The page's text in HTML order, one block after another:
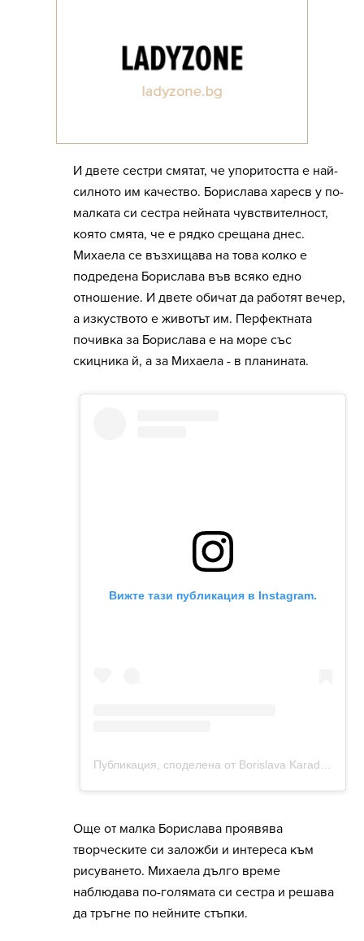
И двете сестри смятат, че упоритостта е най-
силното им качество. Борислава харесв у по-
малката си сестра нейната чувствителност,
която смята, че е рядко срещана днес.
Михаела се възхищава на това колко е
подредена Борислава във всяко едно
отношение. И двете обичат да работят вечер,
а изкуството е животът им. Перфектната
почивка за Борислава е на море със
скицника й, а за Михаела - в планината.
Още от малка Борислава проявява
творческите си заложби и интереса към
рисуването. Михаела дълго време
наблюдава по-голямата си сестра и решава
да тръгне по нейните стъпки.